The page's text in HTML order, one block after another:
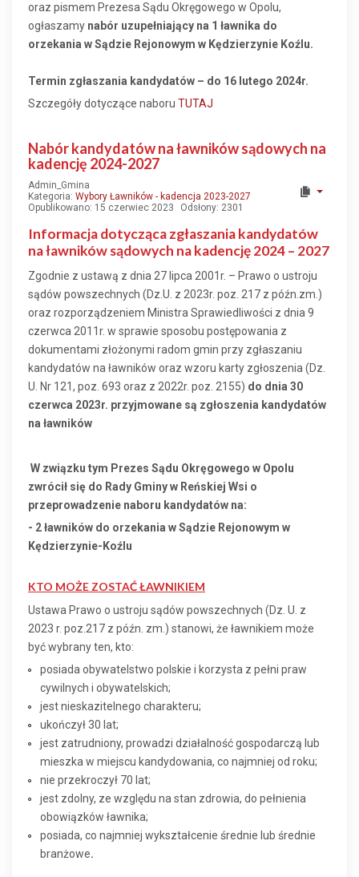
oraz pismem Prezesa Sądu Okręgowego w Opolu,
ogłaszamy nabór uzupełniający na 1 ławnika do
orzekania w Sądzie Rejonowym w Kędzierzynie Koźlu.
Termin zgłaszania kandydatów – do 16 lutego 2024r.
Szczegóły dotyczące naboru TUTAJ
Nabór kandydatów na ławników sądowych na
kadencję 2024-2027
Admin_Gmina
Kategoria: Wybory Ławników - kadencja 2023-2027
Opublikowano: 15 czerwiec 2023
Odsłony: 2301
Informacja dotycząca zgłaszania kandydatów
na ławników sądowych na kadencję 2024 – 2027
Zgodnie z ustawą z dnia 27 lipca 2001r. – Prawo o ustroju
sądów powszechnych (Dz.U. z 2023r. poz. 217 z późn.zm.)
oraz rozporządzeniem Ministra Sprawiedliwości z dnia 9
czerwca 2011r. w sprawie sposobu postępowania z
dokumentami złożonymi radom gmin przy zgłaszaniu
kandydatów na ławników oraz wzoru karty zgłoszenia (Dz.
U. Nr 121, poz. 693 oraz z 2022r. poz. 2155) do dnia 30
czerwca 2023r. przyjmowane są zgłoszenia kandydatów
na ławników
W związku tym Prezes Sądu Okręgowego w Opolu
zwrócił się do Rady Gminy w Reńskiej Wsi o
przeprowadzenie naboru kandydatów na:
- 2 ławników do orzekania w Sądzie Rejonowym w
Kędzierzynie-Koźlu
KTO MOŻE ZOSTAĆ ŁAWNIKIEM
Ustawa Prawo o ustroju sądów powszechnych (Dz. U. z
2023 r. poz.217 z późn. zm.) stanowi, że ławnikiem może
być wybrany ten, kto:
posiada obywatelstwo polskie i korzysta z pełni praw
cywilnych i obywatelskich;
jest nieskazitelnego charakteru;
ukończył 30 lat;
jest zatrudniony, prowadzi działalność gospodarczą lub
mieszka w miejscu kandydowania, co najmniej od roku;
nie przekroczył 70 lat;
jest zdolny, ze względu na stan zdrowia, do pełnienia
obowiązków ławnika;
posiada, co najmniej wykształcenie średnie lub średnie
branżowe.